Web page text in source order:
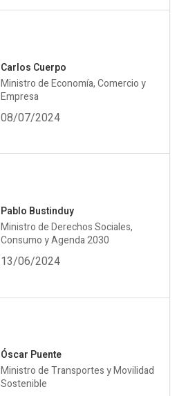
Carlos Cuerpo
Ministro de Economía, Comercio y
Empresa
08/07/2024
Pablo Bustinduy
Ministro de Derechos Sociales,
Consumo y Agenda 2030
13/06/2024
Óscar Puente
Ministro de Transportes y Movilidad
Sostenible